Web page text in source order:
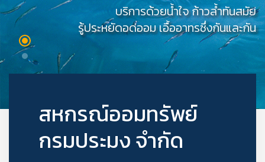
บริการด้วยน้ำใจ ก้าวล้ำทันสมัย
รู้ประหยัดอดออม เอื้ออาทรซึ่งกันและกัน
สหกรณ์ออมทรัพย์
กรมประมง จำกัด